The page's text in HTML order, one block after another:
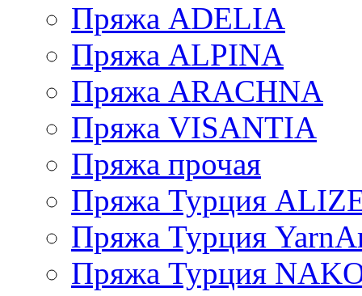
Пряжа ADELIA
Пряжа ALPINA
Пряжа ARACHNA
Пряжа VISANTIA
Пряжа прочая
Пряжа Турция
Пряжа Турция
Пряжа Турция